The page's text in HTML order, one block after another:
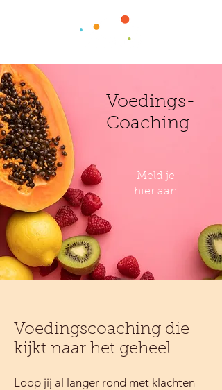
Voedings-
Coaching
Meld je
hier aan
Voedingscoaching die
kijkt naar het geheel
Loop jij al langer rond met klachten